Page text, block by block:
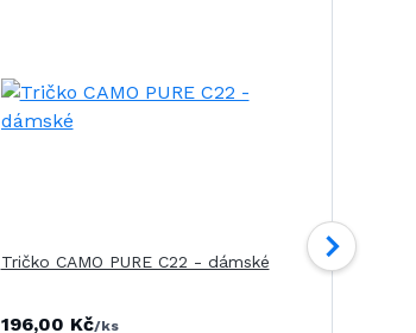
Tričko CAMO PURE C22 - dámské
196,00 Kč/ks